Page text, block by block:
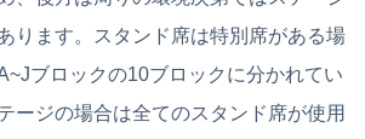
ります。スタンド席は特別席がある場
ブロックの10ブロックに分かれてい
ージの場合は全てのスタンド席が使用